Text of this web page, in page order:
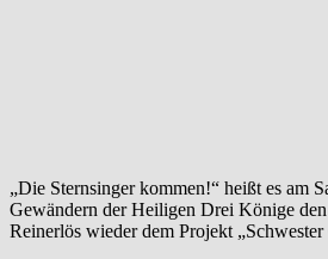
„Die Sternsinger kommen!“ heißt es am
Gewändern der Heiligen Drei Könige
Reinerlös wieder dem Projekt